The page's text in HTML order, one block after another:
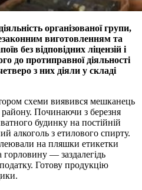
організованої групи,
виготовленням та
без відповідних ліцензій і
до протиправної діяльності
з них діяли у складі
схеми виявився мешканець
району. Починаючи з березня
будинку на постійній
алкоголь з етилового спирту.
на пляшки етикетки
— заздалегідь
Готову продукцію